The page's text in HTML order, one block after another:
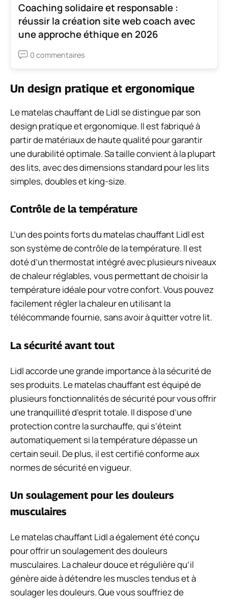
Coaching solidaire et responsable :
réussir la création site web coach avec
une approche éthique en 2026
0 commentaires
Un design pratique et ergonomique
Le matelas chauffant de Lidl se distingue par son
design pratique et ergonomique. Il est fabriqué à
partir de matériaux de haute qualité pour garantir
une durabilité optimale. Sa taille convient à la plupart
des lits, avec des dimensions standard pour les lits
simples, doubles et king-size.
Contrôle de la température
L’un des points forts du matelas chauffant Lidl est
son système de contrôle de la température. Il est
doté d’un thermostat intégré avec plusieurs niveaux
de chaleur réglables, vous permettant de choisir la
température idéale pour votre confort. Vous pouvez
facilement régler la chaleur en utilisant la
télécommande fournie, sans avoir à quitter votre lit.
La sécurité avant tout
Lidl accorde une grande importance à la sécurité de
ses produits. Le matelas chauffant est équipé de
plusieurs fonctionnalités de sécurité pour vous offrir
une tranquillité d’esprit totale. Il dispose d’une
protection contre la surchauffe, qui s’éteint
automatiquement si la température dépasse un
certain seuil. De plus, il est certifié conforme aux
normes de sécurité en vigueur.
Un soulagement pour les douleurs
musculaires
Le matelas chauffant Lidl a également été conçu
pour offrir un soulagement des douleurs
musculaires. La chaleur douce et régulière qu’il
génère aide à détendre les muscles tendus et à
soulager les douleurs. Que vous souffriez de